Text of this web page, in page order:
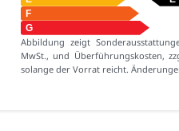
Abbildung zeigt
MwSt., und Überführungskosten,
solange der Vorrat reicht.